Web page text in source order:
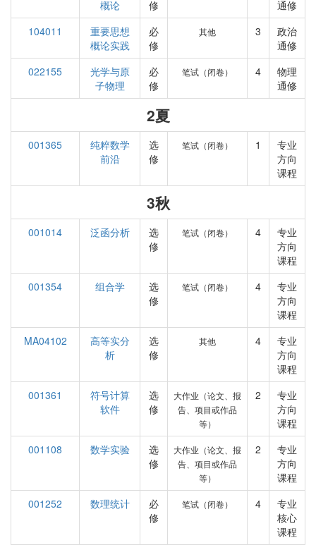
概论 修
通修
104011
重要思想
概论实践
必
修
其他 3
政治
通修
022155
光学与原
子物理
必
修
笔试（闭卷） 4
物理
通修
2夏
001365
纯粹数学
前沿
选
修
笔试（闭卷） 1
专业
方向
课程
3秋
001014 泛函分析
选
修
笔试（闭卷） 4
专业
方向
课程
001354
组合学
选
修
笔试（闭卷） 4
专业
方向
课程
MA04102
高等实分
析
选
修
其他 4
专业
方向
课程
001361
符号计算
软件
选
修
大作业（论文、报
告、项目或作品
等）
2
专业
方向
课程
001108
数学实验
选
修
大作业（论文、报
告、项目或作品
等）
2
专业
方向
课程
001252
数理统计
必
修
笔试（闭卷） 4
专业
核心
课程